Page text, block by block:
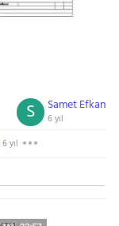
Samet Efkan
6 yıl
S
6 yıl